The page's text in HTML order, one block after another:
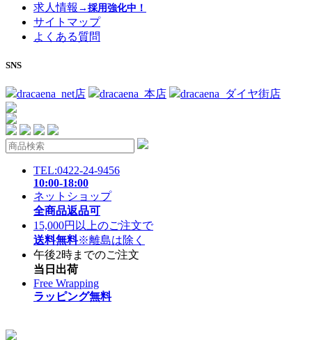
求人情報 →採用強化中！
サイトマップ
よくある質問
SNS
dracaena_net店 dracaena_本店 dracaena_ダイヤ街店
TEL:0422-24-9456
10:00-18:00
ネットショップ
全商品返品可
15,000円以上のご注文で
送料無料※離島は除く
午後2時までのご注文
当日出荷
Free Wrapping
ラッピング無料